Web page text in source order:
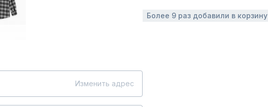
Изменить адрес
Более 9 раз добавили в корзину